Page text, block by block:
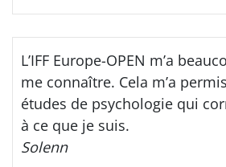
L’IFF Europe-OPEN m’a
me connaître. Cela m’a
études de psychologie qui
à ce que je suis.
Solenn